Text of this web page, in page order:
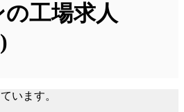
工場求人
います。